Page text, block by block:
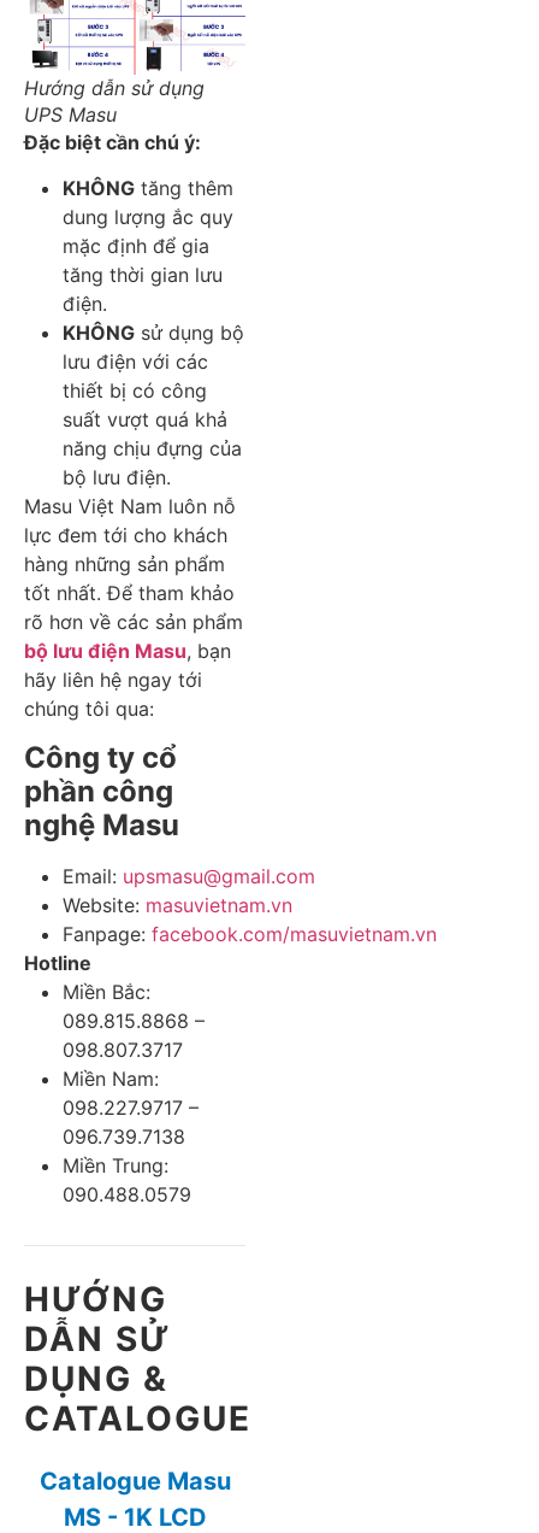
Hướng dẫn sử dụng
UPS Masu
Đặc biệt cần chú ý:
KHÔNG tăng thêm
dung lượng ắc quy
mặc định để gia
tăng thời gian lưu
điện.
KHÔNG sử dụng bộ
lưu điện với các
thiết bị có công
suất vượt quá khả
năng chịu đựng của
bộ lưu điện.
Masu Việt Nam luôn nỗ
lực đem tới cho khách
hàng những sản phẩm
tốt nhất. Để tham khảo
rõ hơn về các sản phẩm
bộ lưu điện Masu, bạn
hãy liên hệ ngay tới
chúng tôi qua:
Công ty cổ
phần công
nghệ Masu
Email: upsmasu@gmail.com
Website: masuvietnam.vn
Fanpage: facebook.com/masuvietnam.vn
Hotline
Miền Bắc:
089.815.8868 –
098.807.3717
Miền Nam:
098.227.9717 –
096.739.7138
Miền Trung:
090.488.0579
HƯỚNG
DẪN SỬ
DỤNG &
CATALOGUE
Catalogue Masu
MS - 1K LCD